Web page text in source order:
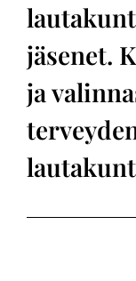
jäsenet.
ja